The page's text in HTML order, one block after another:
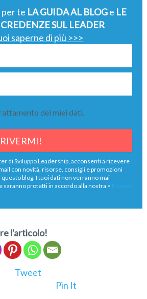
per te LA GUIDA AL BLOGe LE
CREDENZE SUL LEADER
saperne di più >>>
dei miei dati.
di Sviluppo Leadership, acconsenti a ricevere
con novità, risorse, consigli e promozioni
blog. I tuoi dati non verranno mai
saranno protetti in accordo alla nostra > Privacy
l'articolo!
Tweet
Pin It